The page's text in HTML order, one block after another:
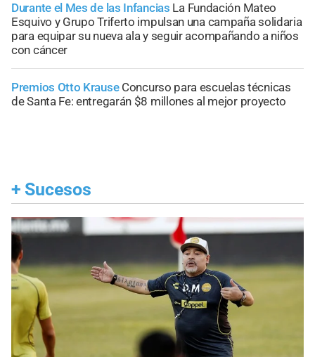
Durante el Mes de las Infancias La Fundación Mateo
Esquivo y Grupo Triferto impulsan una campaña solidaria
para equipar su nueva ala y seguir acompañando a niños
con cáncer
Premios Otto Krause Concurso para escuelas técnicas
de Santa Fe: entregarán $8 millones al mejor proyecto
+ Sucesos